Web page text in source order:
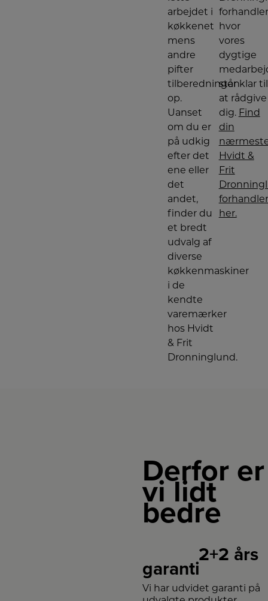
arbejdet i
køkkenet
mens
andre
pifter
tilberedningen
op.
Uanset
om du er
på udkig
efter det
ene eller
det
andet,
finder du
et bredt
udvalg af
diverse
køkkenmaskiner
i de
kendte
varemærker
hos Hvidt
& Frit
Dronninglund.
hvor
vores
dygtige
står klar til
at rådgive
dig. Find
din
Hvidt &
Frit
forhandler
her.
Derfor er
vi lidt
bedre
2+2 års
garanti
Vi har udvidet garanti på